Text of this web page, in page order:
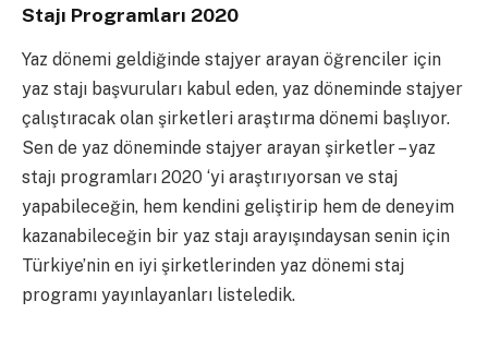
Stajı Programları 2020
Yaz dönemi geldiğinde stajyer arayan öğrenciler için
yaz stajı başvuruları kabul eden, yaz döneminde stajyer
çalıştıracak olan şirketleri araştırma dönemi başlıyor.
Sen de yaz döneminde stajyer arayan şirketler – yaz
stajı programları 2020 ‘yi araştırıyorsan ve staj
yapabileceğin, hem kendini geliştirip hem de deneyim
kazanabileceğin bir yaz stajı arayışındaysan senin için
Türkiye’nin en iyi şirketlerinden yaz dönemi staj
programı yayınlayanları listeledik.